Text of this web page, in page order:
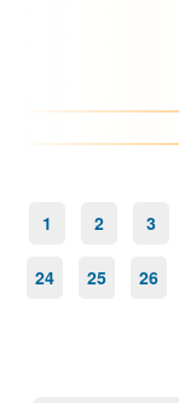
1 2 3
24 25 26